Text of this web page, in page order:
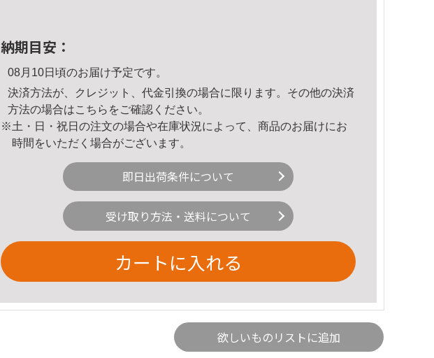
納期目安：
08月10日頃のお届け予定です。
決済方法が、クレジット、代金引換の場合に限ります。その他の決済
方法の場合はこちら をご確認ください。
※土・日・祝日の注文の場合や在庫状況によって、商品のお届けにお
時間をいただく場合がございます。
即日出荷条件について
受け取り方法・送料について
カートに入れる
欲しいものリストに追加